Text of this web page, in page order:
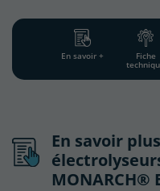
En savoir + Fiche
En savoir
MONARCH®